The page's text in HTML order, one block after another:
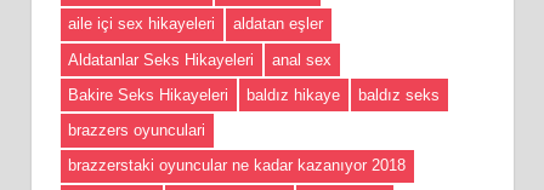
aile içi sex hikayeleri
aldatan eşler
Aldatanlar Seks Hikayeleri
anal sex
Bakire Seks Hikayeleri
baldız hikaye
baldız seks
brazzers oyunculari
brazzerstaki oyuncular ne kadar kazanıyor 2018